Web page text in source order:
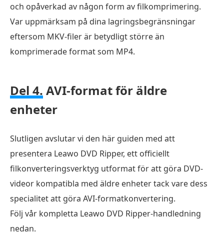
och opåverkad av någon form av filkomprimering.
Var uppmärksam på dina lagringsbegränsningar
eftersom MKV-filer är betydligt större än
komprimerade format som MP4.
Del 4. AVI-format för äldre
enheter
Slutligen avslutar vi den här guiden med att
presentera Leawo DVD Ripper, ett officiellt
filkonverteringsverktyg utformat för att göra DVD-
videor kompatibla med äldre enheter tack vare dess
specialitet att göra AVI-formatkonvertering.
Följ vår kompletta Leawo DVD Ripper-handledning
nedan.